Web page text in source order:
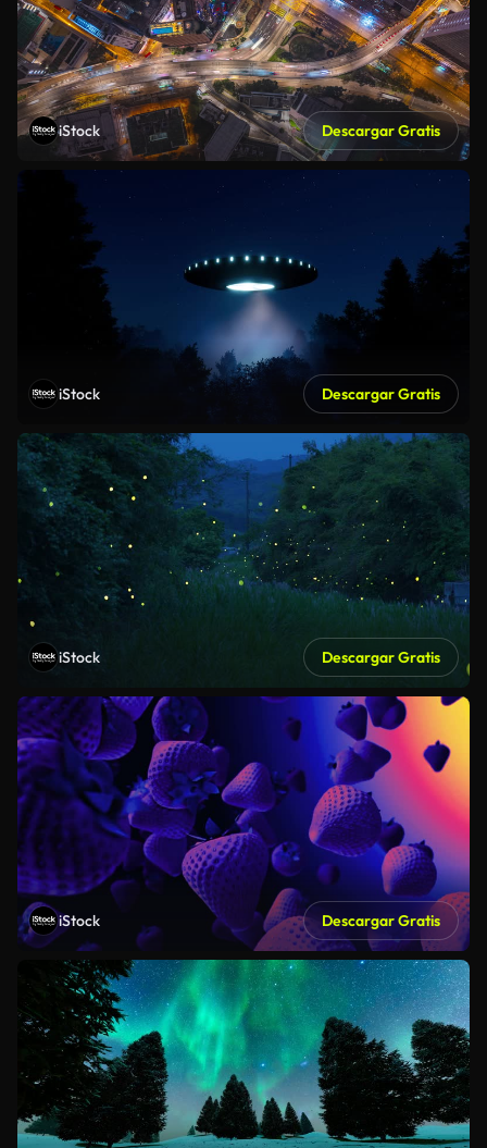
iStock Descargar Gratis
iStock Descargar Gratis
iStock Descargar Gratis
iStock Descargar Gratis